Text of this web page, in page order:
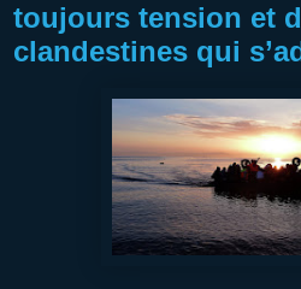
toujours tension et
clandestines qui